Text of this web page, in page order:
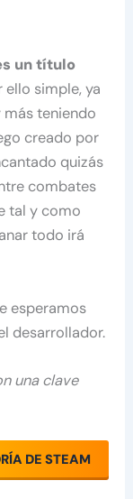
un título
ello simple, ya
teniendo
creado por
quizás
combates
tal y como
todo irá
esperamos
desarrollador.
una clave
DE STEAM